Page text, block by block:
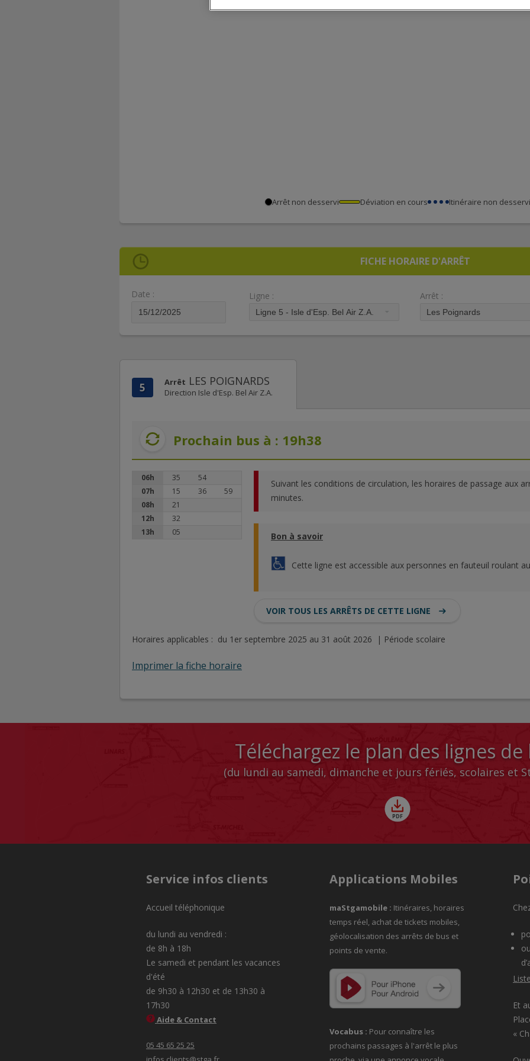
Arrêt non desservi Déviation en cours Itinéraire non desservi
FICHE HORAIRE D'ARRÊT
Date : Ligne : Arrêt :
5 Arrêt LES POIGNARDS
Direction Isle d'Esp. Bel Air Z.A.
Prochain bus à : 19h38
06h 35
54
07h
15 36
59
08h
21
12h
32
13h
05
Suivant les conditions de circulation, les horaires de passage aux
minutes.
Bon à savoir
Cette ligne est accessible aux personnes en fauteuil roulant
VOIR TOUS LES ARRÊTS DE CETTE LIGNE
Horaires applicables : du 1er septembre 2025 au 31 août 2026 | Période scolaire
Imprimer la fiche horaire
Téléchargez le plan des lignes de
(du lundi au samedi, dimanche et jours fériés, scolaires et
Service infos clients
Accueil téléphonique
du lundi au vendredi :
de 8h à 18h
Le samedi et pendant les vacances
d'été
de 9h30 à 12h30 et de 13h30 à
17h30
Aide & Contact
05 45 65 25 25
Applications Mobiles
maStgamobile : Itinéraires, horaires
temps réel, achat de tickets mobiles,
géolocalisation des arrêts de bus et
points de vente.
Vocabus : Pour connaître les
prochains passages à l'arrêt le plus
Et
«